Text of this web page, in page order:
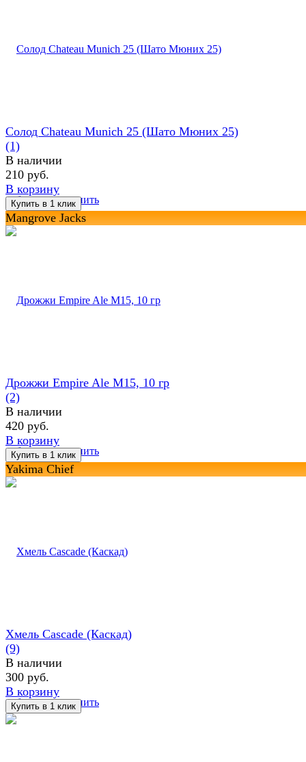
избранное сравнить
Солод Chateau Munich 25 (Шато Мюних 25)
(1)
В наличии
210 руб.
В корзину
Mangrove Jacks
избранное сравнить
Дрожжи Empire Ale M15, 10 гр
(2)
В наличии
420 руб.
В корзину
Yakima Chief
избранное сравнить
Хмель Cascade (Каскад)
(9)
В наличии
300 руб.
В корзину